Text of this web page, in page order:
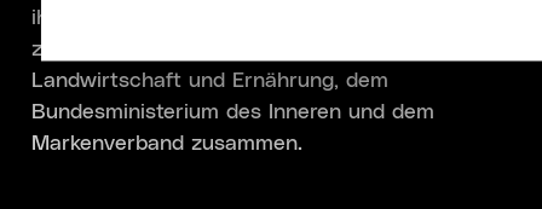
ihrer (Online-)Events anlegen. So arbeiten wir
zum Beispiel mit dem Bundesamt für
Landwirtschaft und Ernährung, dem
Bundesministerium des Inneren und dem
Markenverband zusammen.